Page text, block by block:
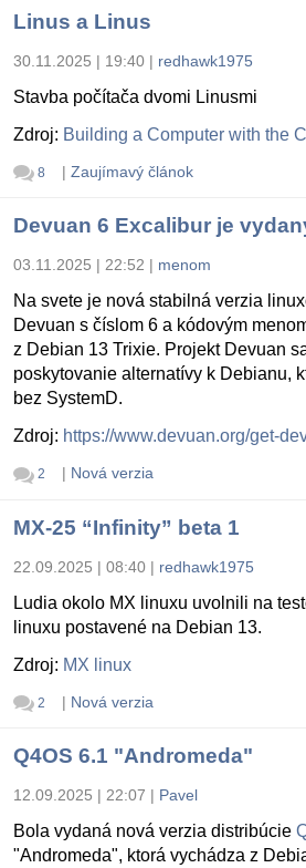
Linus a Linus
30.11.2025 | 19:40 | redhawk1975
Stavba počítača dvomi Linusmi
Zdroj: Building a Computer with the
8 | Zaujímavý článok
Devuan 6 Excalibur je
03.11.2025 | 22:52 | menom
Na svete je nová stabilná verzia
Devuan s číslom 6 a kódovým
z Debian 13 Trixie. Projekt Devuan
poskytovanie alternatívy k Debianu,
bez SystemD.
Zdroj: https://www.devuan.org/get-
2 | Nová verzia
MX-25 “Infinity” beta 1
22.09.2025 | 08:40 | redhawk1975
Ludia okolo MX linuxu uvolnili na
linuxu postavené na Debian 13.
Zdroj: MX linux
2 | Nová verzia
Q4OS 6.1 "Andromeda"
12.09.2025 | 22:07 | Pavel
Bola vydaná nová verzia distribúcie
"Andromeda", ktorá vychádza z